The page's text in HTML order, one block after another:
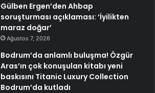
Gülben Ergen’den Ahbap
soruşturması açıklaması: ‘İyilikten
maraz doğar’
Ağustos 7, 2026
Bodrum’da anlamlı buluşma! Özgür
Aras’ın çok konuşulan kitabı yeni
baskısını Titanic Luxury Collection
Bodrum’da kutladı